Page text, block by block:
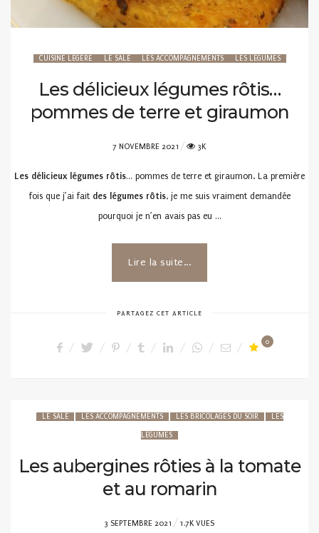
CUISINE LÉGÈRE LE SALÉ LES ACCOMPAGNEMENTS LES LÉGUMES
Les délicieux légumes rôtis…
pommes de terre et giraumon
POSTED
7 NOVEMBRE 2021 3K
Les délicieux légumes rôtis… pommes de terre et giraumon. La première
fois que j’ai fait des légumes rôtis, je me suis vraiment demandée
pourquoi je n’en avais pas eu …
Lire la suite...
PARTAGEZ CET ARTICLE
0
LE SALÉ LES ACCOMPAGNEMENTS LES BRICOLAGES DU SOIR LES
LÉGUMES
Les aubergines rôties à la tomate
et au romarin
POSTED
3 SEPTEMBRE 2021 1.7K VUES